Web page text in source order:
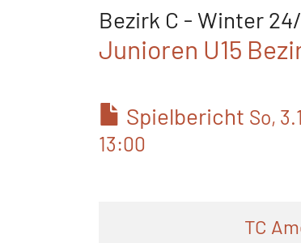
Bezirk C - Winter
Junioren U15
Spielbericht So,
13:00
TC